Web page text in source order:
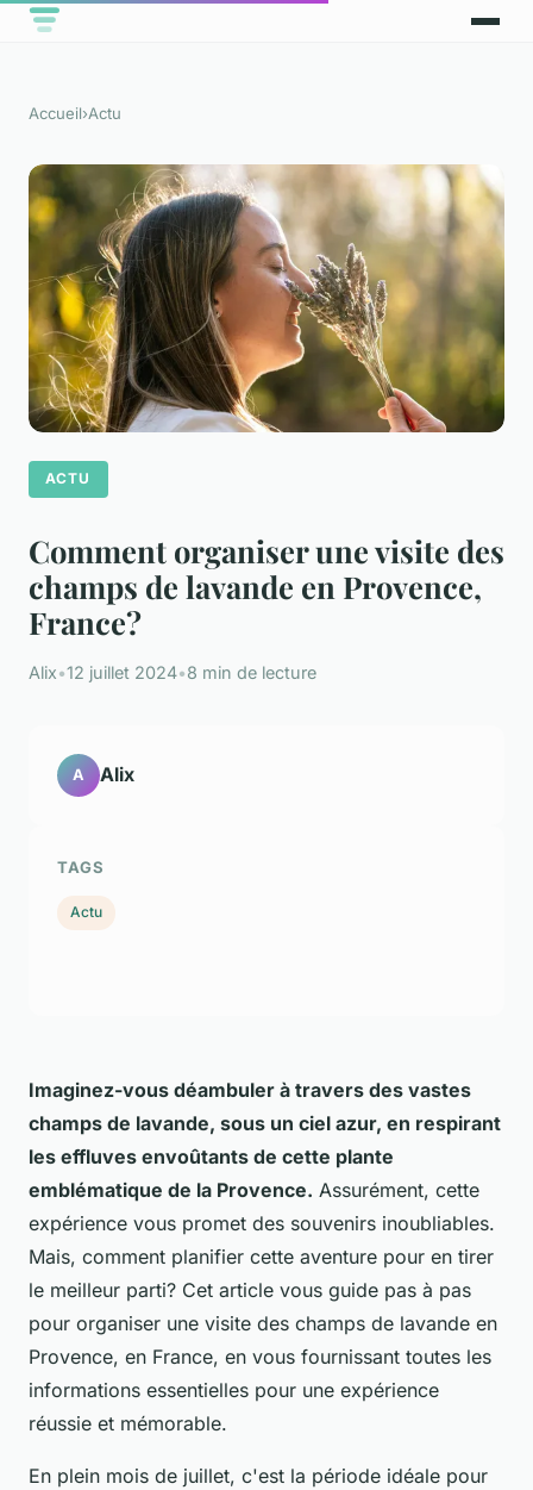
Accueil›Actu
ACTU
Comment organiser une visite des
champs de lavande en Provence,
France?
Alix•12 juillet 2024•8 min de lecture
Imaginez-vous déambuler à travers des vastes
champs de lavande, sous un ciel azur, en respirant
les effluves envoûtants de cette plante
emblématique de la Provence. Assurément, cette
expérience vous promet des souvenirs inoubliables.
Mais, comment planifier cette aventure pour en tirer
le meilleur parti? Cet article vous guide pas à pas
pour organiser une visite des champs de lavande en
Provence, en France, en vous fournissant toutes les
informations essentielles pour une expérience
réussie et mémorable.
En plein mois de juillet, c'est la période idéale pour
A Alix
TAGS
Actu